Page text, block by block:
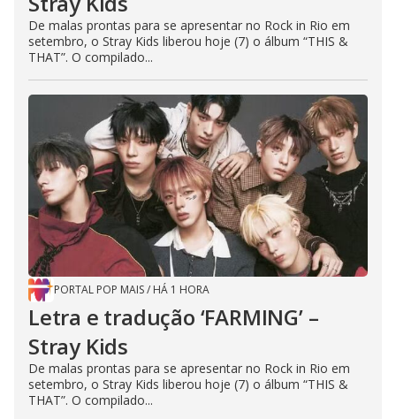
De malas prontas para se apresentar no Rock in Rio em
setembro, o Stray Kids liberou hoje (7) o álbum “THIS &
THAT”. O compilado...
PORTAL POP MAIS/ HÁ 1 HORA
Letra e tradução ‘FARMING’ –
Stray Kids
De malas prontas para se apresentar no Rock in Rio em
setembro, o Stray Kids liberou hoje (7) o álbum “THIS &
THAT”. O compilado...